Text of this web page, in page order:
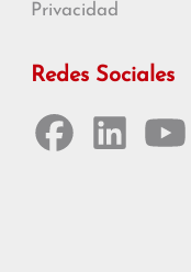
Privacidad
Redes Sociales